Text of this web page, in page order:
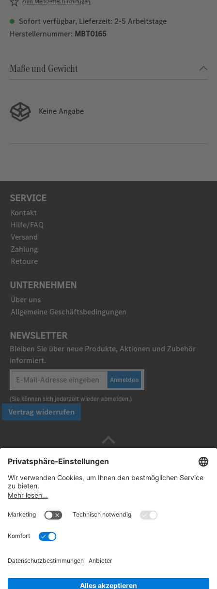
Zum Merkzettel hinzufügen
Sofort verfügbar, Lieferzeit: 2-5 Arbeitstage
Herstellernummer: MBT0165
Maße und Gewicht
Keine Angabe
SERVICE
Kontakt
Hilfe/FAQ
Versand
Zahlung
Retoure
UNTERNEHMEN
Über uns
Allgemeine Geschäftsbedingungen
NEWSLETTER
Bleiben Sie über neue Produkte, Aktionen und Zubehör
informiert.
Anmelden
(Sie können sich jederzeit wieder abmelden.)
Vertrag widerrufen
Sicher bezahlen mit
© 2026. Daimler Truck AG. Alle Rechte vorbehalten